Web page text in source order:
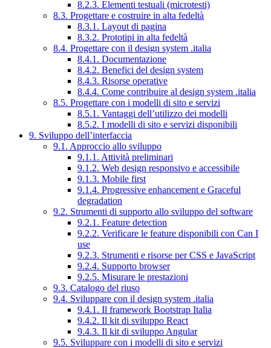
8.2.3. Elementi testuali (microtesti)
8.3. Progettare e costruire in alta fedeltà
8.3.1. Layout di pagina
8.3.2. Prototipi in alta fedeltà
8.4. Progettare con il design system .italia
8.4.1. Documentazione
8.4.2. Benefici del design system
8.4.3. Risorse operative
8.4.4. Come contribuire al design system .italia
8.5. Progettare con i modelli di sito e servizi
8.5.1. Vantaggi dell’utilizzo dei modelli
8.5.2. I modelli di sito e servizi disponibili
9. Sviluppo dell’interfaccia
9.1. Approccio allo sviluppo
9.1.1. Attività preliminari
9.1.2. Web design responsivo e accessibile
9.1.3. Mobile first
9.1.4. Progressive enhancement e Graceful
degradation
9.2. Strumenti di supporto allo sviluppo del software
9.2.1. Feature detection
9.2.2. Verificare le feature disponibili con Can I
use
9.2.3. Strumenti e risorse per CSS e JavaScript
9.2.4. Supporto browser
9.2.5. Misurare le prestazioni
9.3. Catalogo del riuso
9.4. Sviluppare con il design system .italia
9.4.1. Il framework Bootstrap Italia
9.4.2. Il kit di sviluppo React
9.4.3. Il kit di sviluppo Angular
9.5. Sviluppare con i modelli di sito e servizi